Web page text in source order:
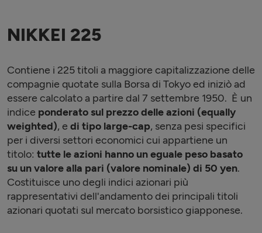
NIKKEI 225
Contiene i 225 titoli a maggiore capitalizzazione delle
compagnie quotate sulla Borsa di Tokyo ed iniziò ad
essere calcolato a partire dal 7 settembre 1950. È un
indice ponderato sul prezzo delle azioni (equally
weighted), e di tipo large-cap, senza pesi specifici
per i diversi settori economici cui appartiene un
titolo: tutte le azioni hanno un eguale peso basato
su un valore alla pari (valore nominale) di 50 yen.
Costituisce uno degli indici azionari più
rappresentativi dell'andamento dei principali titoli
azionari quotati sul mercato borsistico giapponese.